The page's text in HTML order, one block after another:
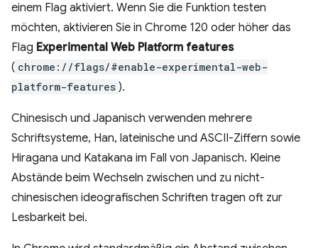
einem Flag aktiviert. Wenn Sie die Funktion testen
möchten, aktivieren Sie in Chrome 120 oder höher das
Flag Experimental Web Platform features
( chrome://flags/#enable-experimental-web-
platform-features ).
Chinesisch und Japanisch verwenden mehrere
Schriftsysteme, Han, lateinische und ASCII-Ziffern sowie
Hiragana und Katakana im Fall von Japanisch. Kleine
Abstände beim Wechseln zwischen und zu nicht-
chinesischen ideografischen Schriften tragen oft zur
Lesbarkeit bei.